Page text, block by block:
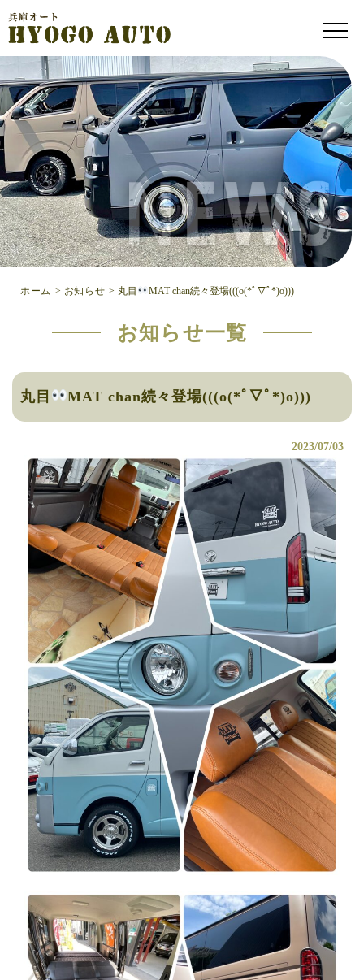
ホーム > お知らせ > 丸目 MAT chan続々登場(((o(*ﾟ▽ﾟ*)o)))
お知らせ一覧
丸目 MAT chan続々登場(((o(*ﾟ▽ﾟ*)o)))
2023/07/03